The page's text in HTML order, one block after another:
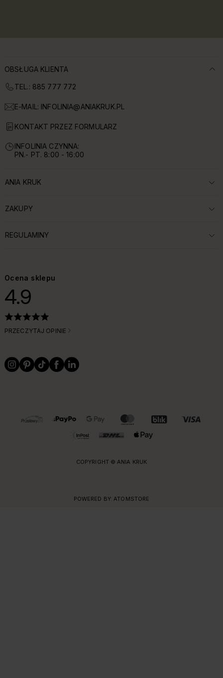
OBSŁUGA KLIENTA
TEL.: 885 777 772
E-MAIL: INFOLINIA@ANIAKRUK.PL
KONTAKT PRZEZ FORMULARZ
INFOLINIA CZYNNA:
PN.- PT. 8:00 - 16:00
ROZWIŃ SEKCJĘ:
ANIA KRUK
ROZWIŃ SEKCJĘ:
ZAKUPY
ROZWIŃ SEKCJĘ:
REGULAMINY
Ocena sklepu
4.9
PRZECZYTAJ OPINIE
OBSŁUGIWANE FORMY PŁATNOŚCI I DOSTAWY
COPYRIGHT © ANIA KRUK
POWERED BY: ATOMSTORE